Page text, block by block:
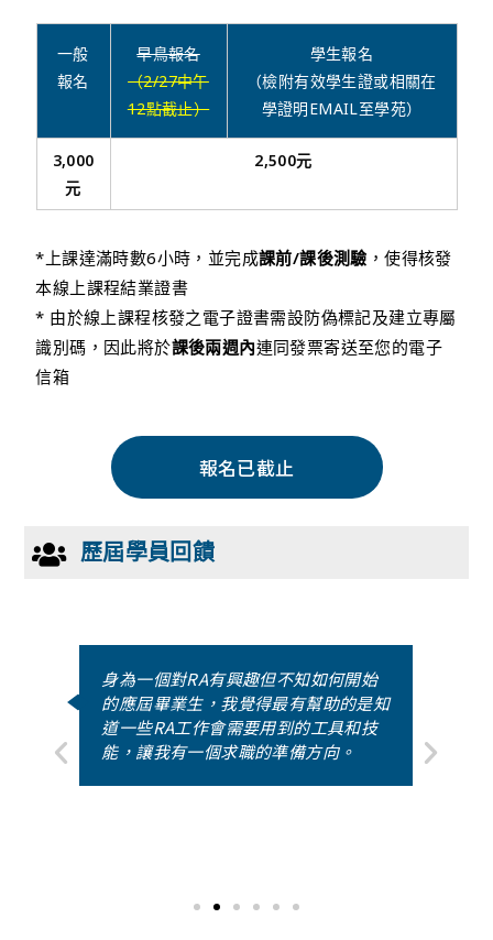
一般
報名
早鳥報名
（2/27中午
12點截止）
學生報名
（檢附有效學生證或相關在
學證明EMAIL至學苑）
3,000
元
2,500元
*上課達滿時數6小時，並完成課前/課後測驗 ，使得核發
本線上課程結業證書
* 由於線上課程核發之電子證書需設防偽標記及建立專屬
識別碼，因此將於課後兩週內連同發票寄送至您的電子
信箱
報名已截止
歷屆學員回饋
身為一個對RA有興趣但不知如何開始
的應屆畢業生，我覺得最有幫助的是知
道一些RA工作會需要用到的工具和技
能，讓我有一個求職的準備方向。